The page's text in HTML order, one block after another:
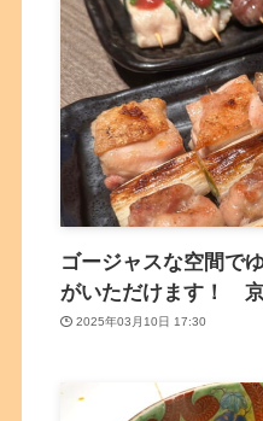
ゴージャスな空間で
がいただけます！
2025年03月10日 17:30